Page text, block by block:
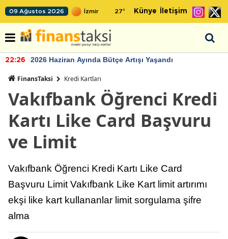
09 Ağustos 2026 27° Künye İletişim
22:26 2026 Haziran Ayında Bütçe Artışı Yaşandı
FinansTaksi Kredi Kartları
Vakıfbank Öğrenci Kredi
Kartı Like Card Başvuru
ve Limit
Vakıfbank Öğrenci Kredi Kartı Like Card
Başvuru Limit Vakıfbank Like Kart limit artırımı
ekşi like kart kullananlar limit sorgulama şifre
alma